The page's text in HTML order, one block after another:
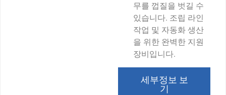
무를 껍질을 벗길 수
있습니다. 조립 라인
작업 및 자동화 생산
을 위한 완벽한 지원
장비입니다.
세부정보 보
기